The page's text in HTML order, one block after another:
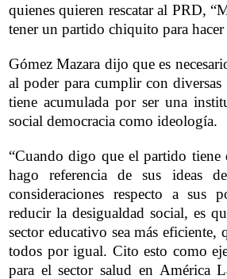
quienes quieren rescatar al PRD,
tener un partido chiquito para hacer
Gómez Mazara dijo que es
al poder para cumplir con diversas
tiene acumulada por ser una
social democracia como ideología.
“Cuando digo que el partido
hago referencia de sus ideas
consideraciones respecto a sus
reducir la desigualdad social, es
sector educativo sea más eficiente,
todos por igual. Cito esto como
para el sector salud en América